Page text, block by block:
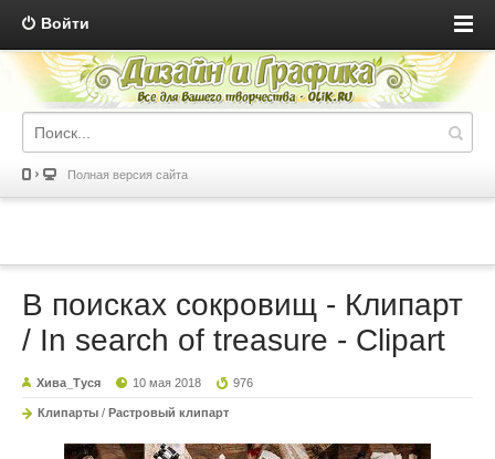
Войти
Полная версия сайта
В поисках сокровищ - Клипарт
/ In search of treasure - Clipart
Хива_Туся 10 мая 2018 976
Клипарты / Растровый клипарт